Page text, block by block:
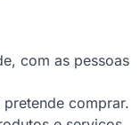
com as pessoas
comprar.